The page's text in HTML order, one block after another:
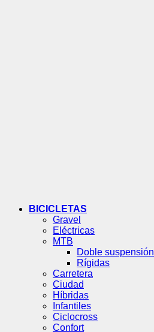
BICICLETAS
Gravel
Eléctricas
MTB
Doble suspensión
Rígidas
Carretera
Ciudad
Híbridas
Infantiles
Ciclocross
Confort